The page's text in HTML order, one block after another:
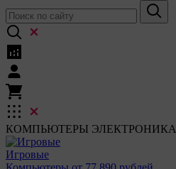
КОМПЬЮТЕРЫ ЭЛЕКТРОНИКА
Игровые